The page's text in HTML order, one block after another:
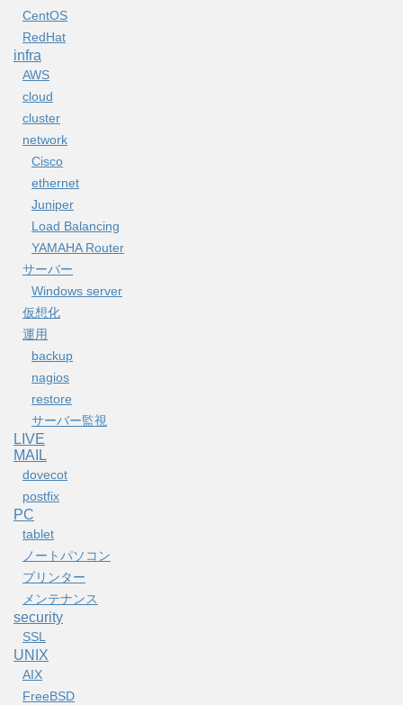
CentOS
RedHat
infra
AWS
cloud
cluster
network
Cisco
ethernet
Juniper
Load Balancing
YAMAHA Router
サーバー
Windows server
仮想化
運用
backup
nagios
restore
サーバー監視
LIVE
MAIL
dovecot
postfix
PC
tablet
ノートパソコン
プリンター
メンテナンス
security
SSL
UNIX
AIX
FreeBSD